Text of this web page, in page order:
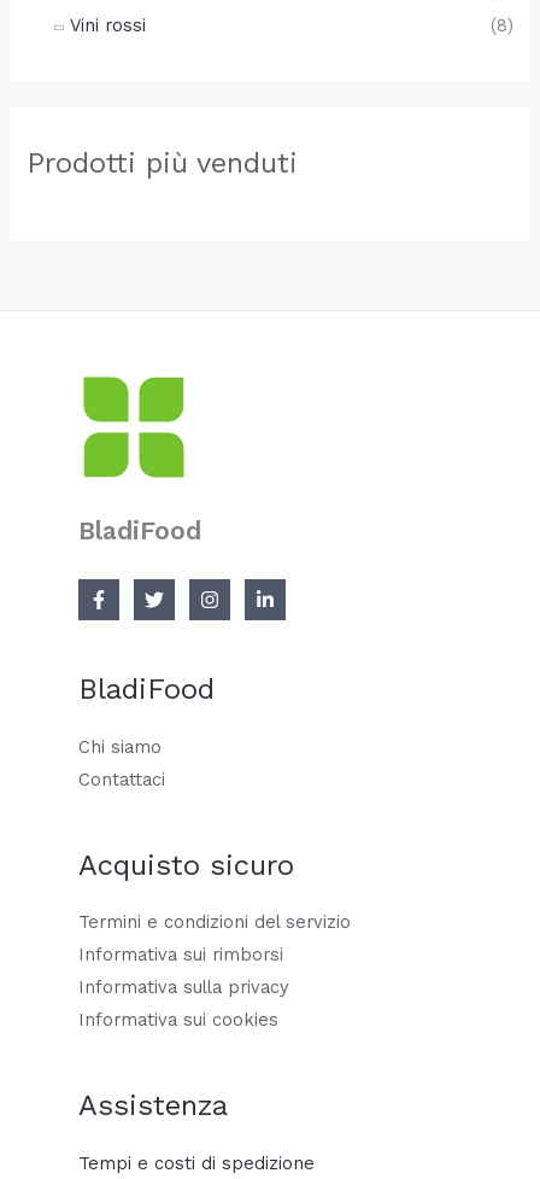
Vini rossi
(8)
Prodotti più venduti
BladiFood
BladiFood
Chi siamo
Contattaci
Acquisto sicuro
Termini e condizioni del servizio
Informativa sui rimborsi
Informativa sulla privacy
Informativa sui cookies
Assistenza
Tempi e costi di spedizione